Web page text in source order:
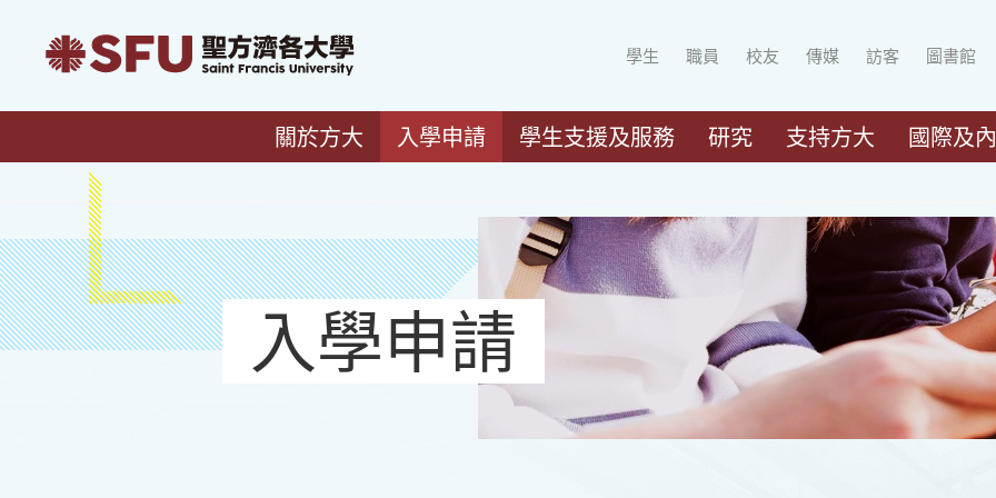
學生 職員 校友 傳媒 訪客 圖書館
關於方大 入學申請 學生支援及服務 研究 支持方大 國際及
入學申請